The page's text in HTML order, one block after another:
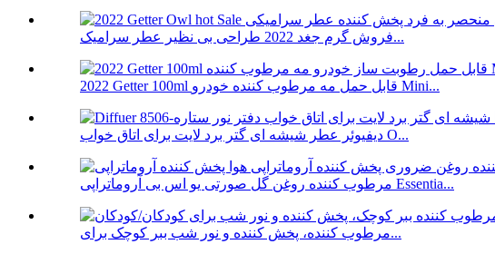
فروش گرم جغد 2022 طراحی بی نظیر عطر سرامیک...
2022 Getter 100ml قابل حمل مه مرطوب کننده خودرو Mini...
دیفیوئر عطر شیشه ای گتر برد لایت برای اتاق خواب O...
مرطوب کننده روغن گل صورتی یو اس بی آروماتراپی Essentia...
مرطوب کننده، پخش کننده و نور شب ببر کوچک برای...